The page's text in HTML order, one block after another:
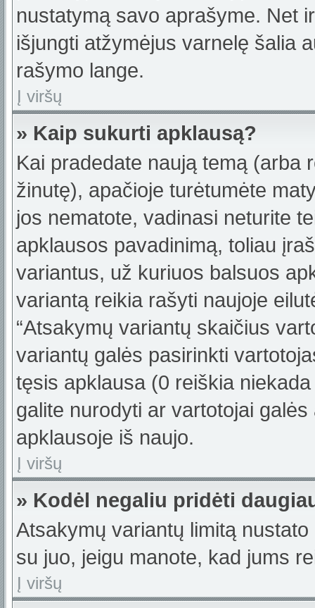
nustatymą savo aprašyme. Net
išjungti atžymėjus varnelę šalia
rašymo lange.
Į viršų
» Kaip sukurti apklausą?
Kai pradedate naują temą (arba
žinutę), apačioje turėtumėte
jos nematote, vadinasi neturite
apklausos pavadinimą, toliau
variantus, už kuriuos balsuos
variantą reikia rašyti naujoje
“Atsakymų variantų skaičius
variantų galės pasirinkti
tęsis apklausa (0 reiškia
galite nurodyti ar vartotojai
apklausoje iš naujo.
Į viršų
» Kodėl negaliu pridėti
Atsakymų variantų limitą
su juo, jeigu manote, kad jums
Į viršų